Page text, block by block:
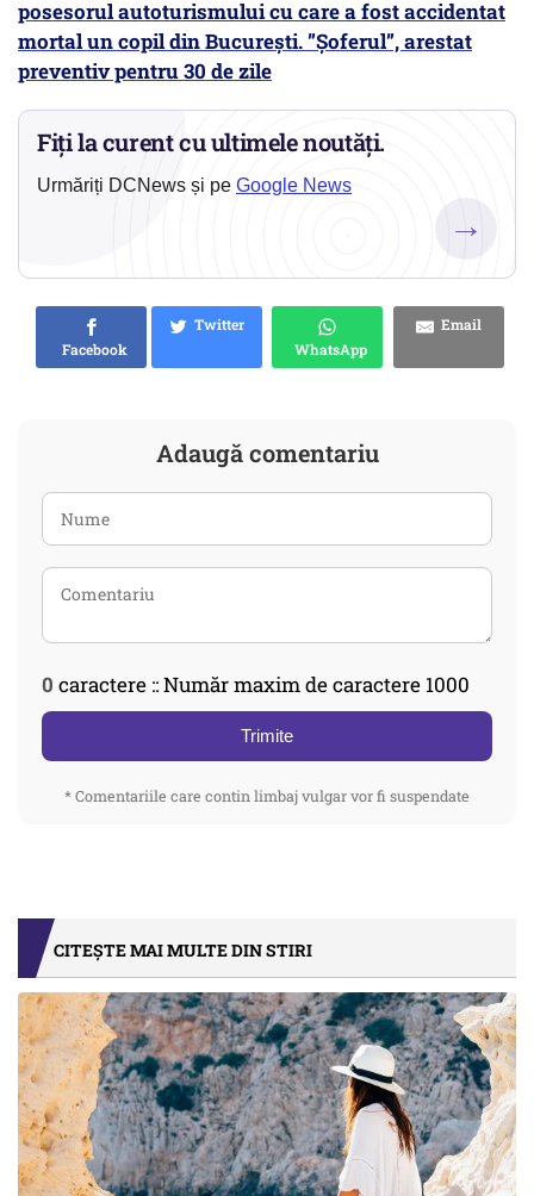
posesorul autoturismului cu care a fost accidentat
mortal un copil din București. ”Șoferul”, arestat
preventiv pentru 30 de zile
Fiți la curent cu ultimele noutăți.
Urmăriți DCNews și pe Google News
→
Facebook
Twitter
WhatsApp
Email
Adaugă comentariu
0 caractere :: Număr maxim de caractere 1000
Trimite
* Comentariile care contin limbaj vulgar vor fi suspendate
CITEȘTE MAI MULTE DIN STIRI